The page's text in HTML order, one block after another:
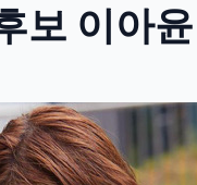
보 이아